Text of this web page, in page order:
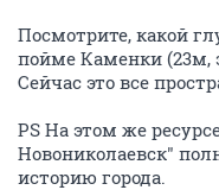
Посмотрите, какой
пойме Каменки (23м,
Сейчас это все
PS На этом же
Новониколаевск"
историю города.